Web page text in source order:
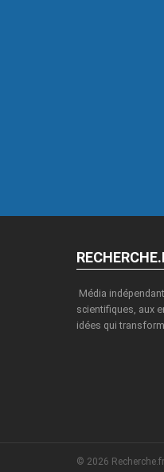
Média
scientifiques, aux
idées qui
© 2026